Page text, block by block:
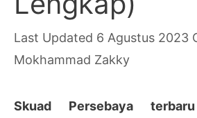
6 Agustus 2023
Mokhammad Zakky
Skuad Persebaya